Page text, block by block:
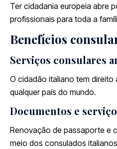
Ter cidadania europeia abre
profissionais para toda a
Benefícios
Serviços consulares
O cidadão italiano tem direito
qualquer país do mundo.
Documentos e
Renovação de passaporte e
meio dos consulados